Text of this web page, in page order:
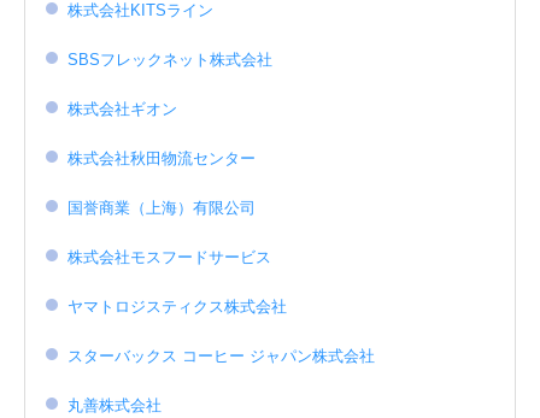
株式会社KITSライン
SBSフレックネット株式会社
株式会社ギオン
株式会社秋田物流センター
国誉商業（上海）有限公司
株式会社モスフードサービス
ヤマトロジスティクス株式会社
スターバックス コーヒー ジャパン株式会社
丸善株式会社